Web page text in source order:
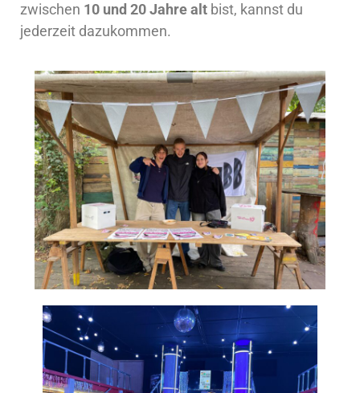
zwischen 10 und 20 Jahre alt bist, kannst du
jederzeit dazukommen.